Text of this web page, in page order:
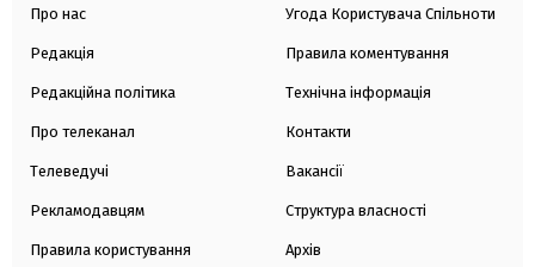
Про нас
Редакція
Редакційна політика
Про телеканал
Телеведучі
Рекламодавцям
Правила користування
Угода Користувача Спільноти
Правила коментування
Технічна інформація
Контакти
Вакансії
Структура власності
Архів